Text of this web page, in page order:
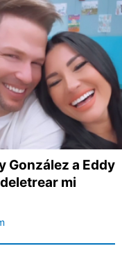
González a Eddy
mi